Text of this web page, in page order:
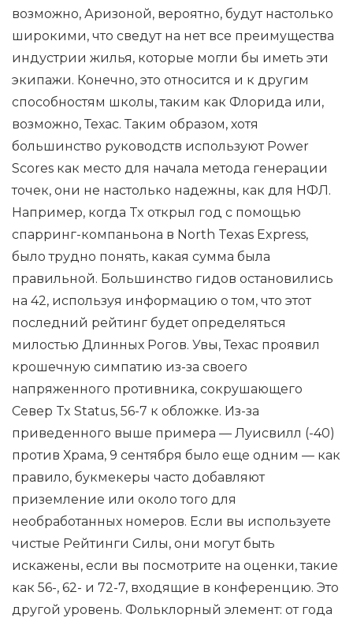
возможно, Аризоной, вероятно, будут настолько
широкими, что сведут на нет все преимущества
индустрии жилья, которые могли бы иметь эти
экипажи. Конечно, это относится и к другим
способностям школы, таким как Флорида или,
возможно, Техас. Таким образом, хотя
большинство руководств используют Power
Scores как место для начала метода генерации
точек, они не настолько надежны, как для НФЛ.
Например, когда Tx открыл год с помощью
спарринг-компаньона в North Texas Express,
было трудно понять, какая сумма была
правильной. Большинство гидов остановились
на 42, используя информацию о том, что этот
последний рейтинг будет определяться
милостью Длинных Рогов. Увы, Техас проявил
крошечную симпатию из-за своего
напряженного противника, сокрушающего
Север Tx Status, 56-7 к обложке. Из-за
приведенного выше примера — Луисвилл (-40)
против Храма, 9 сентября было еще одним — как
правило, букмекеры часто добавляют
приземление или около того для
необработанных номеров. Если вы используете
чистые Рейтинги Силы, они могут быть
искажены, если вы посмотрите на оценки, такие
как 56-, 62- и 72-7, входящие в конференцию. Это
другой уровень. Фольклорный элемент: от года